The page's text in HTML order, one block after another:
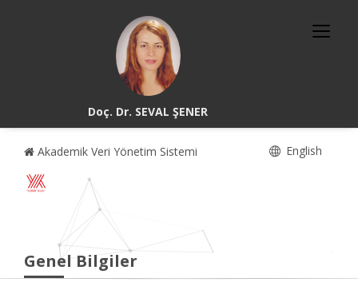
Doç. Dr. SEVAL ŞENER
Akademik Veri Yönetim Sistemi English
Genel Bilgiler